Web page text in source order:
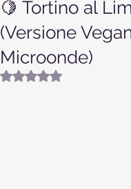
🍋 Tortino al
(Versione
Microonde)
Valutazione NaN